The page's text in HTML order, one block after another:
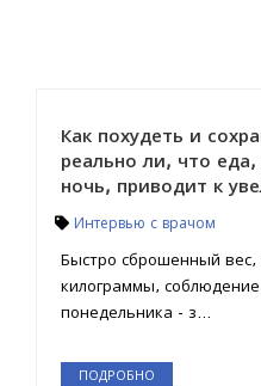
Как похудеть и
реально ли, что
ночь, приводит к
Интервью с врачом
Быстро сброшенный
килограммы,
понедельника - з...
ПОДРОБНО